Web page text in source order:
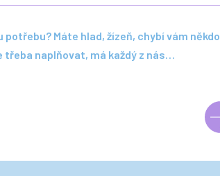
Máte hlad, žízeň, chybí vám někdo
naplňovat, má každý z nás…